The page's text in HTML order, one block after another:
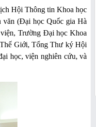
Hội Thông tin Khoa học
văn (Đại học Quốc gia Hà
Trường Đại học Khoa
Giới, Tổng Thư ký Hội
học, viện nghiên cứu, và